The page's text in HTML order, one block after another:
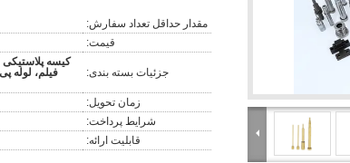
مقدار حداقل تعداد سفارش:
قیمت:
جزئیات بسته بندی:
کیسه
فیلم، لوله
زمان تحویل:
شرایط پرداخت:
قابلیت ارائه: